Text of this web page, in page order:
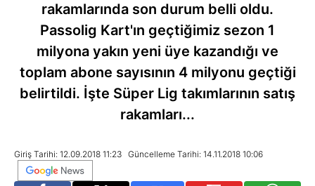
rakamlarında son durum belli oldu.
Passolig Kart'ın geçtiğimiz sezon 1
milyona yakın yeni üye kazandığı ve
toplam abone sayısının 4 milyonu geçtiği
belirtildi. İşte Süper Lig takımlarının satış
rakamları...
Giriş Tarihi: 12.09.2018 11:23 Güncelleme Tarihi: 14.11.2018 10:06